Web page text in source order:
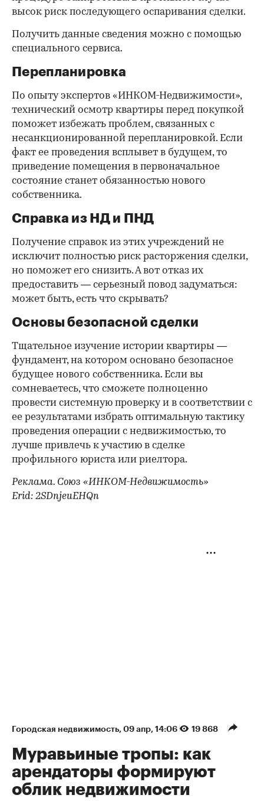
высок риск последующего оспаривания сделки.
Получить данные сведения можно с помощью
специального сервиса.
Перепланировка
По опыту экспертов «ИНКОМ-Недвижимости»,
технический осмотр квартиры перед покупкой
поможет избежать проблем, связанных с
несанкционированной перепланировкой. Если
факт ее проведения всплывет в будущем, то
приведение помещения в первоначальное
состояние станет обязанностью нового
собственника.
Справка из НД и ПНД
Получение справок из этих учреждений не
исключит полностью риск расторжения сделки,
но поможет его снизить. А вот отказ их
предоставить — серьезный повод задуматься:
может быть, есть что скрывать?
Основы безопасной сделки
Тщательное изучение истории квартиры —
фундамент, на котором основано безопасное
будущее нового собственника. Если вы
сомневаетесь, что сможете полноценно
провести системную проверку и в соответствии с
ее результатами избрать оптимальную тактику
проведения операции с недвижимостью, то
лучше привлечь к участию в сделке
профильного юриста или риелтора.
Реклама. Союз «ИНКОМ-Недвижимость»
Erid: 2SDnjeuEHQn
Городская недвижимость 09 апр, 14:06 19 868
Муравьиные тропы: как
арендаторы формируют
облик недвижимости